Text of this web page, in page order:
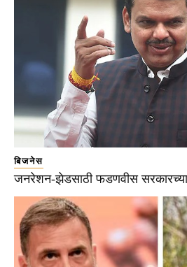
बिजनेस
जनरेशन-झेडसाठी फडणवीस सरकारच्या